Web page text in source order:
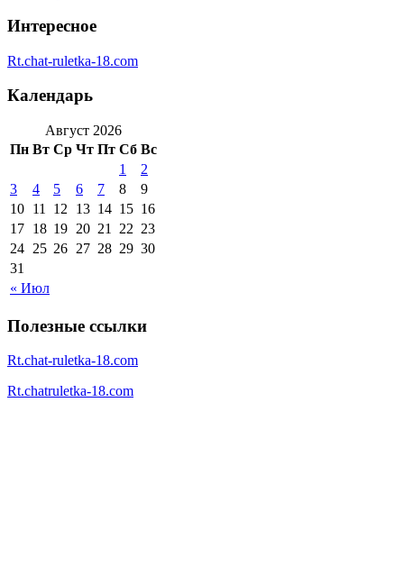
Интересное
Rt.chat-ruletka-18.com
Календарь
Август 2026
Пн Вт Ср Чт Пт Сб Вс
« Июл
1
2
3
4 5 6 7 8
9
10 11 12 13 14 15 16
17 18 19 20 21 22 23
24 25 26 27 28 29 30
31
Полезные ссылки
Rt.chat-ruletka-18.com
Rt.chatruletka-18.com